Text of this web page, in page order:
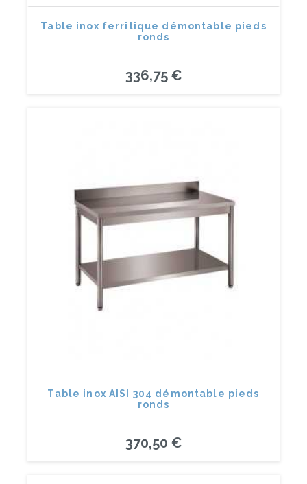
Table inox ferritique démontable pieds
ronds
336,75 €
Table inox AISI 304 démontable pieds
ronds
370,50 €